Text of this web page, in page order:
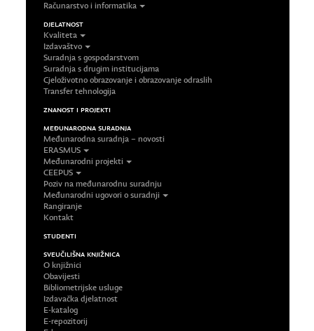
Računarstvo i informatika
DJELATNOST
Kvaliteta
Izdavaštvo
Suradnja s gospodarstvom
Suradnja s drugim institucijama
Cjeloživotno obrazovanje i obrazovanje odraslih
Transfer tehnologija
ZNANOST I PROJEKTI
MEĐUNARODNA SURADNJA
Međunarodna suradnja – novosti
ERASMUS
Međunarodni projekti
CEEPUS
Poziv na međunarodnu suradnju
Međunarodni ugovori o suradnji
Rangiranje
Kontakt
STUDENTI
SVEUČILIŠNA KNJIŽNICA
O knjižnici
Obavijesti
Bibliometrijske usluge
Izdavačka djelatnost
E-katalog
E-repozitorij